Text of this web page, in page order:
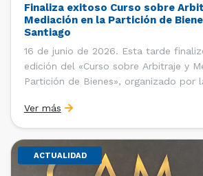
Finaliza exitoso Curso sobre
Mediación en la Partición de
Santiago
16 de junio de 2026. Esta tarde
edición del «Curso sobre Arbitraje y
Partición de Bienes», organizado por
Arbitraje y Mediación (CAM) de la
de Santiago (CCS). El curso contó
Ver más
ACTUALIDAD